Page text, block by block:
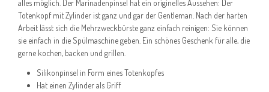
alles möglich. Der Marinadenpinsel hat ein originelles Aussehen: Der
Totenkopf mit Zylinder ist ganz und gar der Gentleman. Nach der harten
Arbeit lässt sich die Mehrzweckbürste ganz einfach reinigen: Sie können
sie einfach in die Spülmaschine geben. Ein schönes Geschenk für alle, die
gerne kochen, backen und grillen.
Silikonpinsel in Form eines Totenkopfes
Hat einen Zylinder als Griff